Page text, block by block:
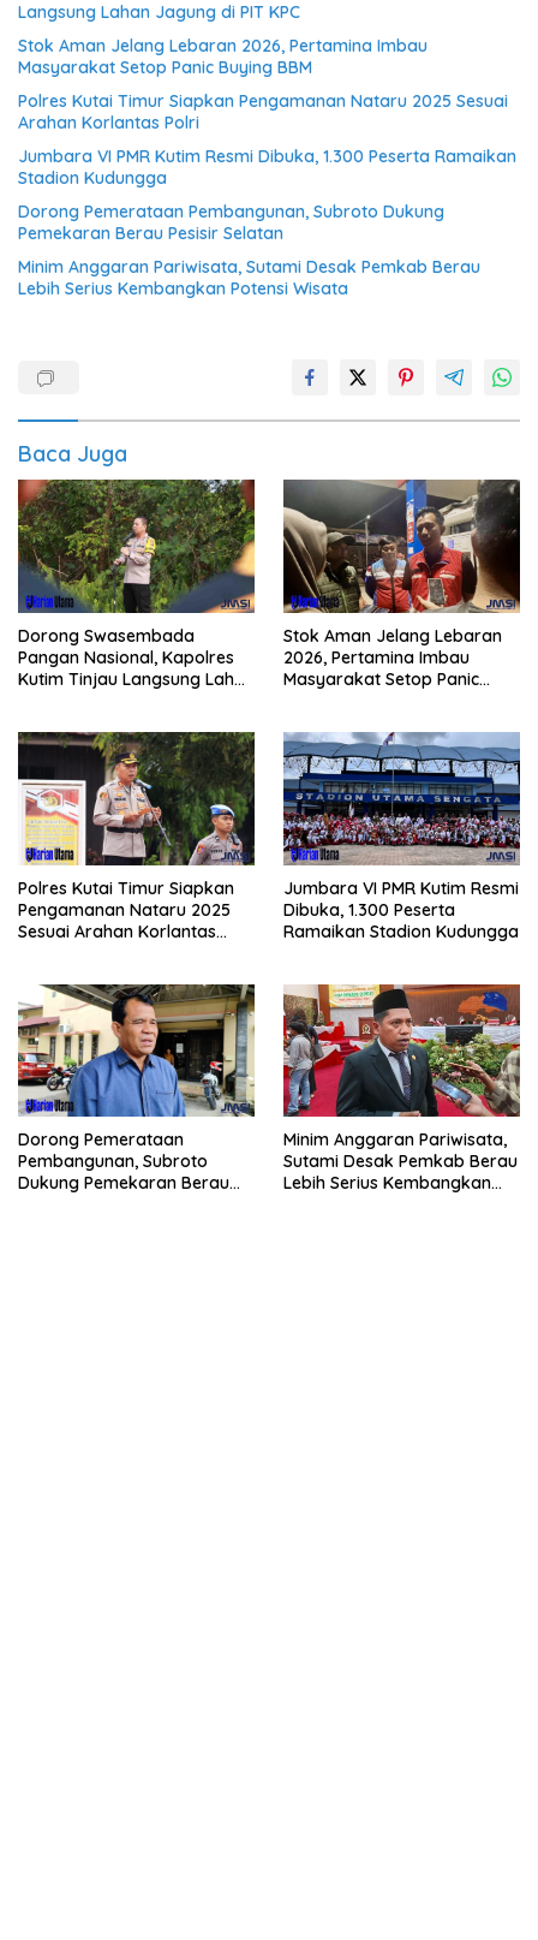
Langsung Lahan Jagung di PIT KPC
Stok Aman Jelang Lebaran 2026, Pertamina Imbau
Masyarakat Setop Panic Buying BBM
Polres Kutai Timur Siapkan Pengamanan Nataru 2025 Sesuai
Arahan Korlantas Polri
Jumbara VI PMR Kutim Resmi Dibuka, 1.300 Peserta Ramaikan
Stadion Kudungga
Dorong Pemerataan Pembangunan, Subroto Dukung
Pemekaran Berau Pesisir Selatan
Minim Anggaran Pariwisata, Sutami Desak Pemkab Berau
Lebih Serius Kembangkan Potensi Wisata
Baca Juga
Dorong Swasembada
Pangan Nasional, Kapolres
Kutim Tinjau Langsung Lahan
Stok Aman Jelang Lebaran
2026, Pertamina Imbau
Masyarakat Setop Panic
Polres Kutai Timur Siapkan
Pengamanan Nataru 2025
Sesuai Arahan Korlantas
Jumbara VI PMR Kutim Resmi
Dibuka, 1.300 Peserta
Ramaikan Stadion Kudungga
Dorong Pemerataan
Pembangunan, Subroto
Dukung Pemekaran Berau
Minim Anggaran Pariwisata,
Sutami Desak Pemkab Berau
Lebih Serius Kembangkan